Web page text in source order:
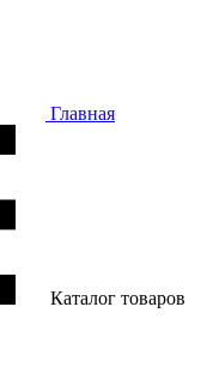
Главная
Каталог товаров